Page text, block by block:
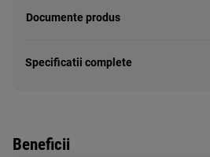
Documente produs
Specificatii complete
Beneficii